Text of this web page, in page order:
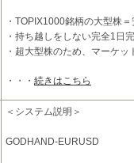
・TOPIX1000銘柄の大型株
・持ち越しをしない完全1日
・超大型株のため、マーケ
相場のトレンドに左右さ
・・・ 続きはこちら
＜システム説明＞
GODHAND-EURUSD